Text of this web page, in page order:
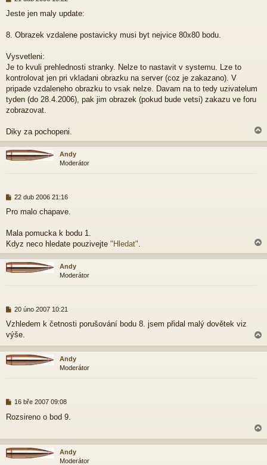
í
p
e
k
Jeste jen maly update:
8. Obrazek vzdalene postavicky musi byt nejvice 80x80 bodu.
Vysvetleni:
Je to kvuli prehlednosti stranky. Nelze to nastavit v systemu. Lze to
kontrolovat jen pri vkladani obrazku na server (coz je zakazano). V
pripade vzdaleneho obrazku to vsak nelze. Davam na to tedy uzivatelum
tyden (do 28.4.2006), pak jim obrazek (pokud bude vetsi) zakazu ve foru
zobrazovat.
Diky za pochopeni.
a
h
Andy
Moderátor
P
í
p
ě
e
k
22 dub 2006 21:16
Pro malo chapave.
Mala pomucka k bodu 1.
Kdyz neco hledate pouzivejte "Hledat".
a
h
Andy
Moderátor
P
í
s
p
ě
v
20 úno 2007 10:21
Vzhledem k četnosti porušování bodu 8. jsem přidal malý dovětek viz
výše.
a
h
Andy
Moderátor
P
í
ě
v
16 bře 2007 09:08
Rozsireno o bod 9.
a
h
Andy
Moderátor